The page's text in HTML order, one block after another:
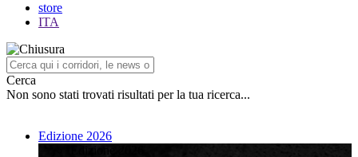
store
ITA
Cerca
Non sono stati trovati risultati per la tua ricerca...
Edizione 2026